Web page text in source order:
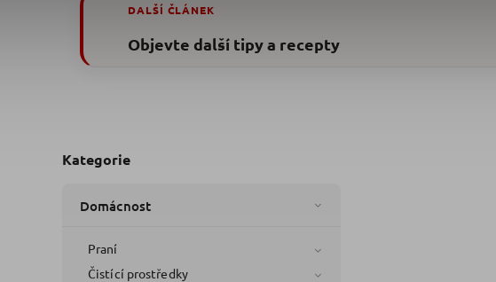
Kategorie
Domácnost
Praní
Čistící prostředky
DALŠÍ ČLÁNEK
Objevte další tipy a recepty